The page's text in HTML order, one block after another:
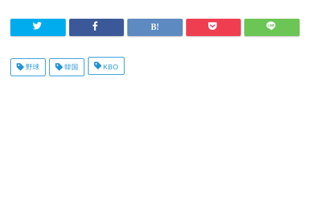
野球 韓国 KBO